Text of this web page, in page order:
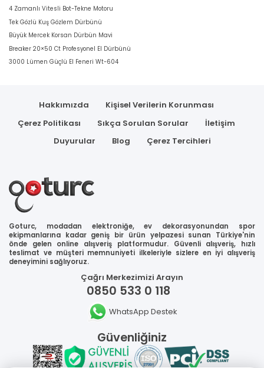
4 Zamanlı Vitesli Bot-Tekne Motoru
Tek Gözlü Kuş Gözlem Dürbünü
Büyük Mercek Korsan Dürbün Mavi
Breaker 20×50 Ct Profesyonel El Dürbünü
3000 Lümen Güçlü El Feneri Wt-604
Hakkımızda
Kişisel Verilerin Korunması
Çerez Politikası
Sıkça Sorulan Sorular
İletişim
Duyurular
Blog Çerez Tercihleri
Goturc, modadan elektroniğe, ev dekorasyonundan spor
ekipmanlarına kadar geniş bir ürün yelpazesi sunan Türkiye'nin
önde gelen online alışveriş platformudur. Güvenli alışveriş, hızlı
teslimat ve müşteri memnuniyeti ilkeleriyle sizlere en iyi alışveriş
deneyimini sağlıyoruz.
Çağrı Merkezimizi Arayın
0850 533 0 118
WhatsApp Destek
Güvenliğiniz